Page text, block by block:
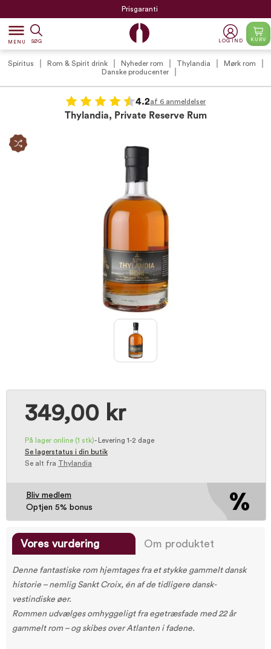
dehaze
MENU SØG LOG IND KURV
Spiritus Rom & Spirit drink Nyheder rom Thylandia
Mørk rom
Danske producenter
4.2af 6 anmeldelser
Thylandia, Private Reserve Rum
349,00 kr
På lager online (1 stk)-
Levering 1-2 dage
Se lagerstatus i din butik
Se alt fra Thylandia
Bliv medlem
Optjen 5% bonus
Vores vurdering Om produktet
Denne fantastiske rom hjemtages fra et stykke gammelt dansk
historie – nemlig Sankt Croix, én af de tidligere dansk-
vestindiske øer.
Rommen udvælges omhyggeligt fra egetræsfade med 22 år
gammelt rom – og skibes over Atlanten i fadene.